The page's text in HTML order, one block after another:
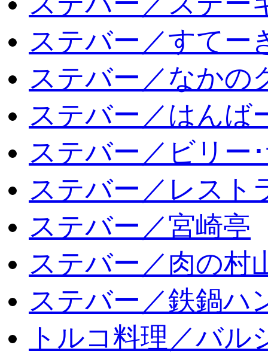
ステバー／すてー
ステバー／なかの
ステバー／はんば
ステバー／ビリー
ステバー／レスト
ステバー／宮崎亭
ステバー／肉の村
ステバー／鉄鍋ハ
トルコ料理／バル